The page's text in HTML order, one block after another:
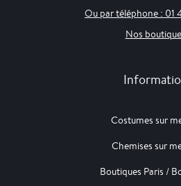
Ou par téléphone : 01
Nos
Costumes sur
Chemises sur
Boutiques Paris /